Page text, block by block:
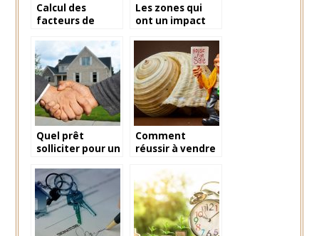
Calcul des
facteurs de
estimation
immobilière
Les zones qui
ont un impact
estimation
immobilière!
Quel prêt
solliciter pour un
immobilier?
Comment
réussir à vendre
bien immobilier?